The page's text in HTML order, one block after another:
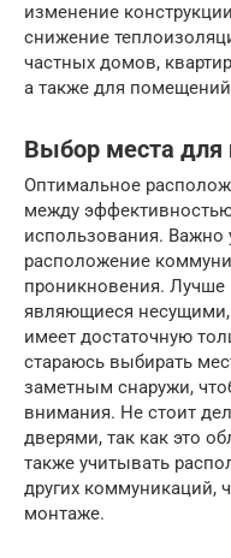
изменение
снижение
частных домов,
а также для
Выбор места для
Оптимальное
между
использования. Важно
расположение
проникновения. Лучше
являющиеся несущими,
имеет достаточную
стараюсь выбирать
заметным снаружи,
внимания. Не стоит
дверями, так как это
также учитывать
других коммуникаций,
монтаже.